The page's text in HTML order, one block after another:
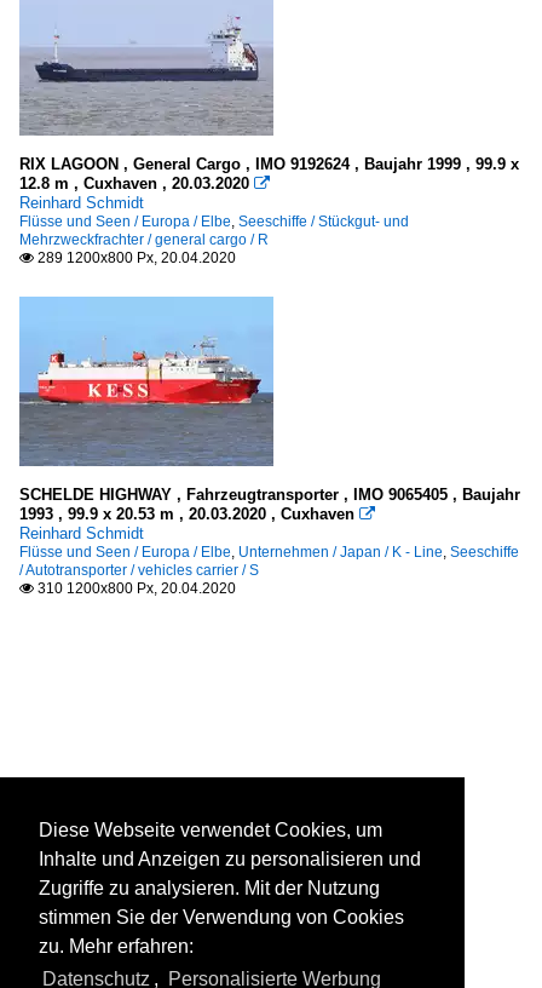
RIX LAGOON , General Cargo , IMO 9192624 , Baujahr 1999 , 99.9 x
12.8 m , Cuxhaven , 20.03.2020 
Reinhard Schmidt
Flüsse und Seen / Europa / Elbe, Seeschiffe / Stückgut- und
Mehrzweckfrachter / general cargo / R
 289 1200x800 Px, 20.04.2020
SCHELDE HIGHWAY , Fahrzeugtransporter , IMO 9065405 , Baujahr
1993 , 99.9 x 20.53 m , 20.03.2020 , Cuxhaven 
Reinhard Schmidt
Flüsse und Seen / Europa / Elbe, Unternehmen / Japan / K - Line, Seeschiffe
/ Autotransporter / vehicles carrier / S
 310 1200x800 Px, 20.04.2020
Diese Webseite verwendet Cookies, um
Inhalte und Anzeigen zu personalisieren und
Zugriffe zu analysieren. Mit der Nutzung
stimmen Sie der Verwendung von Cookies
zu. Mehr erfahren:
Datenschutz , Personalisierte Werbung